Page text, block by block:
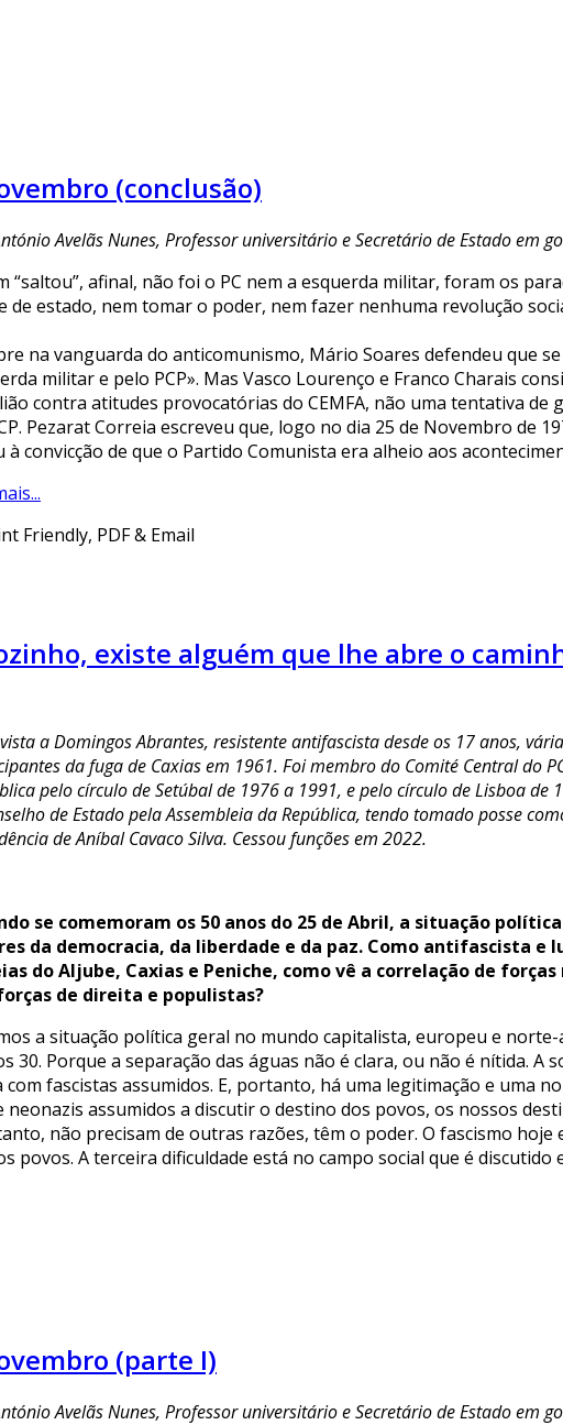
(conclusão)
Avelãs Nunes, Professor universitário e Secretário de Estado em
“saltou”, afinal, não foi o PC nem a esquerda militar, foram os
de estado, nem tomar o poder, nem fazer nenhuma revolução
na vanguarda do anticomunismo, Mário Soares defendeu que
militar e pelo PCP». Mas Vasco Lourenço e Franco Charais
contra atitudes provocatórias do CEMFA, não uma tentativa de
Pezarat Correia escreveu que, logo no dia 25 de Novembro de
à convicção de que o Partido Comunista era alheio aos
existe alguém que lhe abre o
a Domingos Abrantes, resistente antifascista desde os 17 anos,
da fuga de Caxias em 1961. Foi membro do Comité Central do
pelo círculo de Setúbal de 1976 a 1991, e pelo círculo de Lisboa
de Estado pela Assembleia da República, tendo tomado posse
de Aníbal Cavaco Silva. Cessou funções em 2022.
se comemoram os 50 anos do 25 de Abril, a situação
da democracia, da liberdade e da paz. Como antifascista e
do Aljube, Caxias e Peniche, como vê a correlação de
de direita e populistas?
a situação política geral no mundo capitalista, europeu e
Porque a separação das águas não é clara, ou não é nítida. A
fascistas assumidos. E, portanto, há uma legitimação e uma
assumidos a discutir o destino dos povos, os nossos
não precisam de outras razões, têm o poder. O fascismo
povos. A terceira dificuldade está no campo social que é discutido
(parte I)
Avelãs Nunes, Professor universitário e Secretário de Estado em